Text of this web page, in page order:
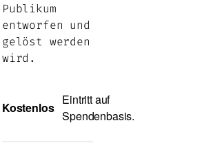
Publikum
entworfen und
gelöst werden
wird.
Kostenlos
Eintritt auf
Spendenbasis.